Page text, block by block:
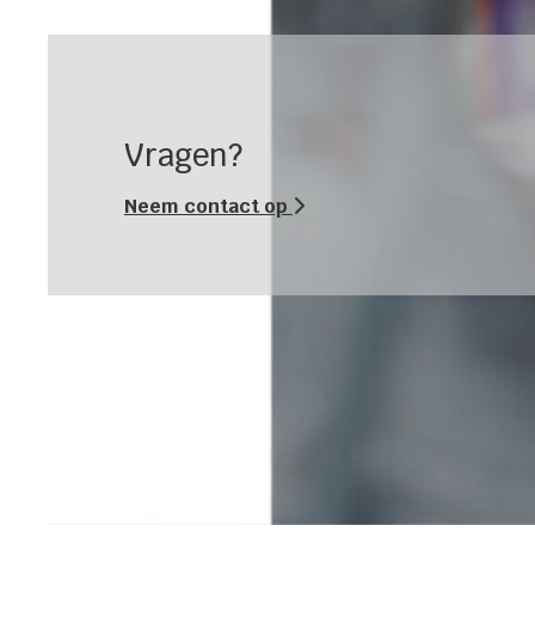
Vragen?
Neem contact op